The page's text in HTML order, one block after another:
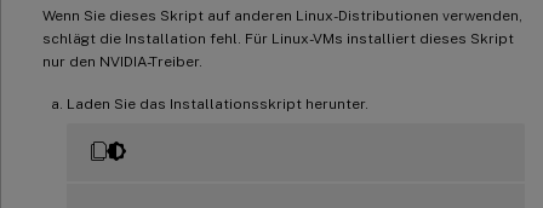
Wenn Sie dieses Skript auf anderen Linux-Distributionen verwenden,
schlägt die Installation fehl. Für Linux-VMs installiert dieses Skript
nur den NVIDIA-Treiber.
Laden Sie das Installationsskript herunter.